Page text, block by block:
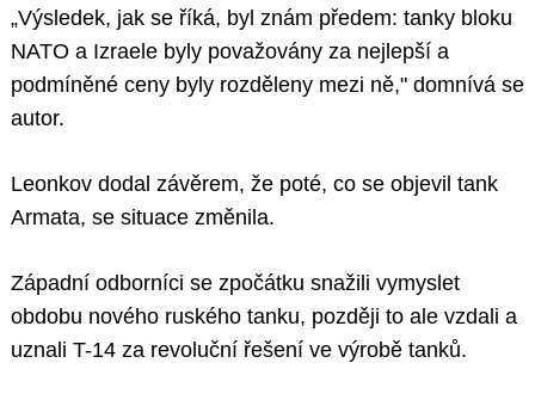
„Výsledek, jak se říká, byl znám předem: tanky bloku
NATO a Izraele byly považovány za nejlepší a
podmíněné ceny byly rozděleny mezi ně," domnívá se
autor.
Leonkov dodal závěrem, že poté, co se objevil tank
Armata, se situace změnila.
Západní odborníci se zpočátku snažili vymyslet
obdobu nového ruského tanku, později to ale vzdali a
uznali T-14 za revoluční řešení ve výrobě tanků.